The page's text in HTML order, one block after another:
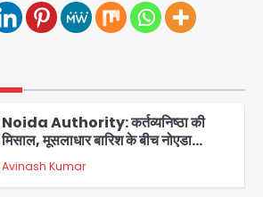
Felix Hospital Noida: फेलिक्स
Noida Authority: कर्तव्यनिष्ठा की
मिसाल, मूसलाधार बारिश के बीच नोएडा
प्राधिकरण ने संभाला मोर्चा, सेक्टर 105
आरडब्ल्यूए ने जताया आभार
Avinash Kumar